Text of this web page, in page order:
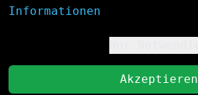
Informationen
Akzeptieren